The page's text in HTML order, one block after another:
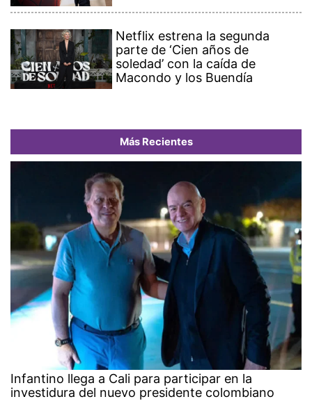
Netflix estrena la segunda
parte de ‘Cien años de
soledad’ con la caída de
Macondo y los Buendía
Más Recientes
Infantino llega a Cali para participar en la
investidura del nuevo presidente colombiano